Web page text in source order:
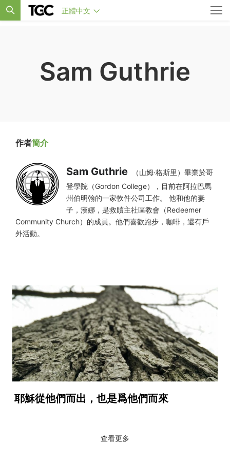
正體中文
Sam Guthrie
作者簡介
Sam Guthrie
（山姆·格斯里）畢業於哥
登學院（Gordon College），目前在阿拉巴馬
州伯明翰的一家軟件公司工作。 他和他的妻
子，漢娜，是救贖主社區教會（Redeemer
Community Church）的成員。他們喜歡跑步，咖啡，還有戶
外活動。
耶穌從他們而出，也是爲他們而來
查看更多